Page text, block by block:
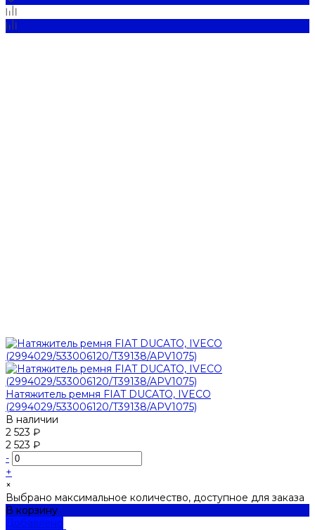
Натяжитель ремня FIAT DUCATO, IVECO
(2994029/533006120/T39138/APV1075)
В наличии
2 523 ₽
2 523 ₽
-
+
×
Выбрано максимальное количество, доступное для заказа
В корзину
Добавлено